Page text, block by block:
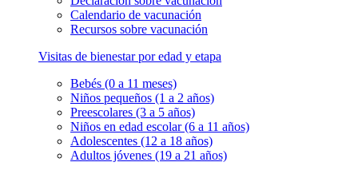
Calendario de vacunación
Recursos sobre vacunación
Visitas de bienestar por edad y etapa
Bebés (0 a 11 meses)
Niños pequeños (1 a 2 años)
Preescolares (3 a 5 años)
Niños en edad escolar (6 a 11 años)
Adolescentes (12 a 18 años)
Adultos jóvenes (19 a 21 años)